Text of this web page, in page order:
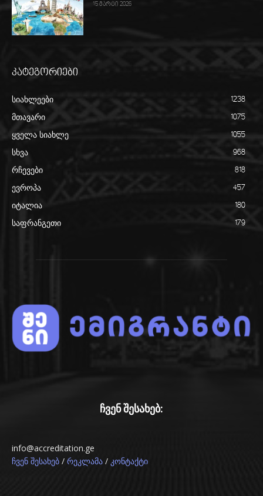
15 მარტი 2026
კატეგორიები
სიახლეები 1238
მთავარი 1075
ყველა სიახლე 1055
სხვა 968
რჩევები 818
ევროპა 457
იტალია 180
საფრანგეთი 179
ჩვენ შესახებ:
info@accreditation.ge
ჩვენ შესახებ / რეკლამა / კონტაქტი